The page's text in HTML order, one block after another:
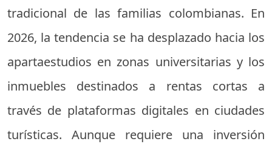
tradicional de las familias colombianas. En
2026, la tendencia se ha desplazado hacia los
apartaestudios en zonas universitarias y los
inmuebles destinados a rentas cortas a
través de plataformas digitales en ciudades
turísticas. Aunque requiere una inversión